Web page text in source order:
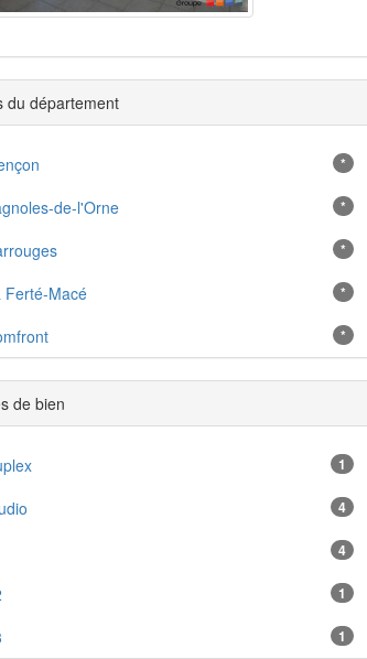
du département
*
de-l'Orne *
*
Ferté-Macé *
*
*
*
*
*
*
Pont-Écrepin *
Germain-du-Corbeïs *
de bien
1
4
4
1
1